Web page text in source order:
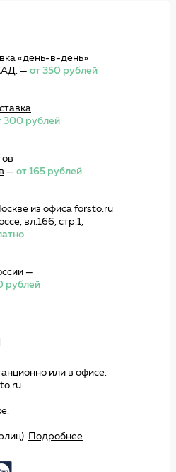
«день-в-день»
— от 350 рублей
300 рублей
— от 165 рублей
из офиса forsto.ru
вл.166, стр.1,
—
рублей
или в офисе.
Подробнее